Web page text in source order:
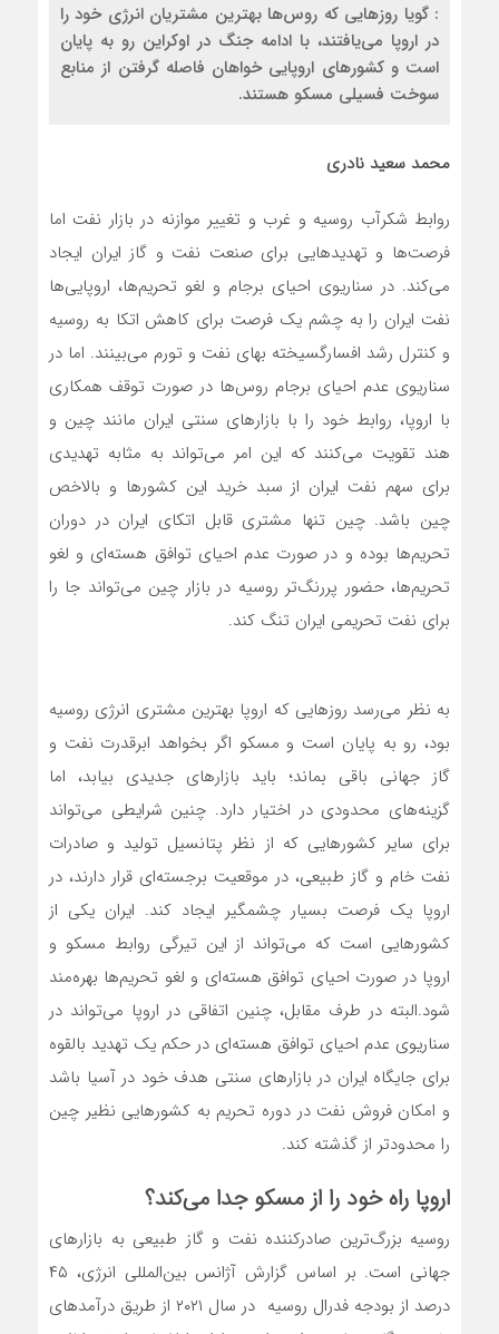
: گویا روزهایی که روس‌ها بهترین مشتریان انرژی خود را
در اروپا می‌یافتند، با ادامه جنگ در اوکراین رو به پایان
است و کشورهای اروپایی خواهان فاصله گرفتن از منابع
سوخت فسیلی مسکو هستند.
محمد سعید نادری
روابط شکرآب روسیه و غرب و تغییر موازنه در بازار نفت اما
فرصت‌ها و تهدید‌هایی برای صنعت نفت و گاز ایران ایجاد
می‌کند. در سناریوی احیای برجام و لغو تحریم‌ها، اروپایی‌ها
نفت ایران را به چشم یک فرصت برای کاهش اتکا به روسیه
و کنترل رشد افسارگسیخته بهای نفت و تورم می‌بینند. اما در
سناریوی عدم احیای برجام روس‌ها در صورت توقف همکاری
با اروپا، روابط خود را با بازارهای سنتی ایران مانند چین و
هند تقویت می‌کنند که این امر می‌تواند به مثابه تهدیدی
برای سهم نفت ایران از سبد خرید این کشورها و بالاخص
چین باشد. چین تنها مشتری قابل اتکای ایران در دوران
تحریم‌ها بوده و در صورت عدم احیای توافق هسته‌ای و لغو
تحریم‌ها، حضور پررنگ‌تر روسیه در بازار چین می‌تواند جا را
برای نفت تحریمی ایران تنگ‌ کند.
به نظر می‌‌‌رسد روزهایی که اروپا بهترین مشتری انرژی روسیه
بود، رو به پایان است و مسکو اگر بخواهد ابرقدرت نفت و
گاز جهانی باقی بماند؛ باید بازارهای جدیدی بیابد، اما
گزینه‌‌‌های محدودی در اختیار دارد. چنین شرایطی می‌‌‌تواند
برای سایر کشورهایی که از نظر پتانسیل تولید و صادرات
نفت خام و گاز طبیعی، در موقعیت برجسته‌‌‌ای قرار دارند، در
اروپا یک فرصت بسیار چشمگیر ایجاد کند. ایران یکی از
کشورهایی است که می‌‌‌تواند از این تیرگی روابط مسکو و
اروپا در صورت احیای توافق هسته‌‌‌ای و لغو تحریم‌‌‌ها بهره‌‌‌مند
شود.البته در طرف مقابل، چنین اتفاقی در اروپا می‌‌‌تواند در
سناریوی عدم احیای توافق هسته‌‌‌ای در حکم یک تهدید بالقوه
برای جایگاه ایران در بازارهای سنتی هدف خود در آسیا باشد
و امکان فروش نفت در دوره تحریم به کشورهایی نظیر چین
را محدودتر از گذشته کند.
اروپا راه خود را از مسکو جدا می‌‌‌کند؟
روسیه بزرگ‌‌‌ترین صادرکننده نفت و گاز طبیعی به بازارهای
جهانی است. بر اساس گزارش آژانس بین‌‌‌المللی انرژی، ۴۵
درصد از بودجه فدرال روسیه در سال ۲۰۲۱ از طریق درآمدهای